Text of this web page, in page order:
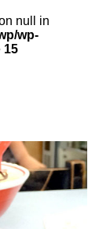
null in
wp-
15